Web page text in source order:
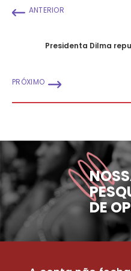
ANTERIOR
Presidenta Dilma
PRÓXIMO
DE